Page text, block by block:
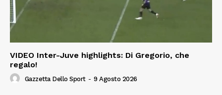
VIDEO Inter-Juve highlights: Di Gregorio, che
regalo!
Gazzetta Dello Sport - 9 Agosto 2026